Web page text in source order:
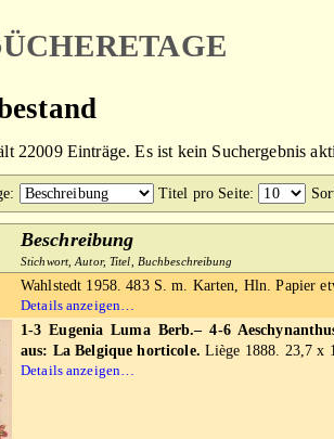
22009 Einträge. Es ist kein Suchergebnis
: Titel pro Seite:
Beschreibung
Stichwort, Autor, Titel, Buchbeschreibung
Wahlstedt 1958. 483 S. m. Karten, Hln. Papier
Details anzeigen…
1-3 Eugenia Luma Berb.– 4-6
aus: La Belgique horticole. Liège 1888. 23,7 x
Details anzeigen…